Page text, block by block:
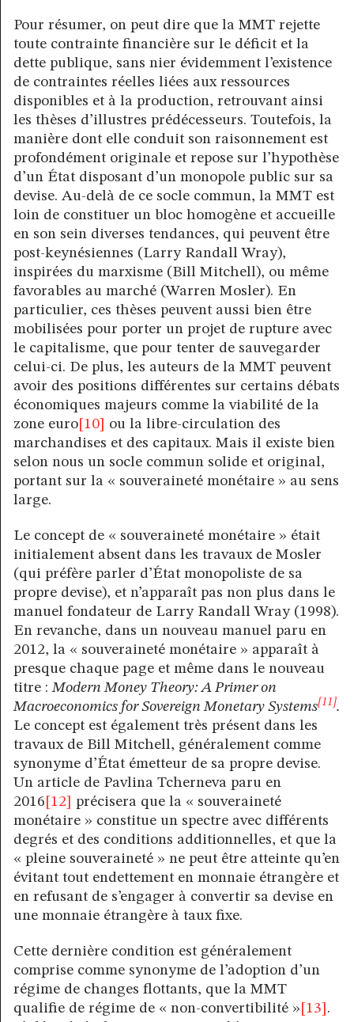
Pour résumer, on peut dire que la MMT rejette
toute contrainte financière sur le déficit et la
dette publique, sans nier évidemment l’existence
de contraintes réelles liées aux ressources
disponibles et à la production, retrouvant ainsi
les thèses d’illustres prédécesseurs. Toutefois, la
manière dont elle conduit son raisonnement est
profondément originale et repose sur l’hypothèse
d’un État disposant d’un monopole public sur sa
devise. Au-delà de ce socle commun, la MMT est
loin de constituer un bloc homogène et accueille
en son sein diverses tendances, qui peuvent être
post-keynésiennes (Larry Randall Wray),
inspirées du marxisme (Bill Mitchell), ou même
favorables au marché (Warren Mosler). En
particulier, ces thèses peuvent aussi bien être
mobilisées pour porter un projet de rupture avec
le capitalisme, que pour tenter de sauvegarder
celui-ci. De plus, les auteurs de la MMT peuvent
avoir des positions différentes sur certains débats
économiques majeurs comme la viabilité de la
zone euro[10] ou la libre-circulation des
marchandises et des capitaux. Mais il existe bien
selon nous un socle commun solide et original,
portant sur la « souveraineté monétaire » au sens
large.
Le concept de « souveraineté monétaire » était
initialement absent dans les travaux de Mosler
(qui préfère parler d’État monopoliste de sa
propre devise), et n’apparaît pas non plus dans le
manuel fondateur de Larry Randall Wray (1998).
En revanche, dans un nouveau manuel paru en
2012, la « souveraineté monétaire » apparaît à
presque chaque page et même dans le nouveau
titre :Modern Money Theory: A Primer on
Macroeconomics for Sovereign Monetary Systems[11].
Le concept est également très présent dans les
travaux de Bill Mitchell, généralement comme
synonyme d’État émetteur de sa propre devise.
Un article de Pavlina Tcherneva paru en
2016[12] précisera que la « souveraineté
monétaire » constitue un spectre avec différents
degrés et des conditions additionnelles, et que la
« pleine souveraineté » ne peut être atteinte qu’en
évitant tout endettement en monnaie étrangère et
en refusant de s’engager à convertir sa devise en
une monnaie étrangère à taux fixe.
Cette dernière condition est généralement
comprise comme synonyme de l’adoption d’un
régime de changes flottants, que la MMT
qualifie de régime de « non-convertibilité » [13] .